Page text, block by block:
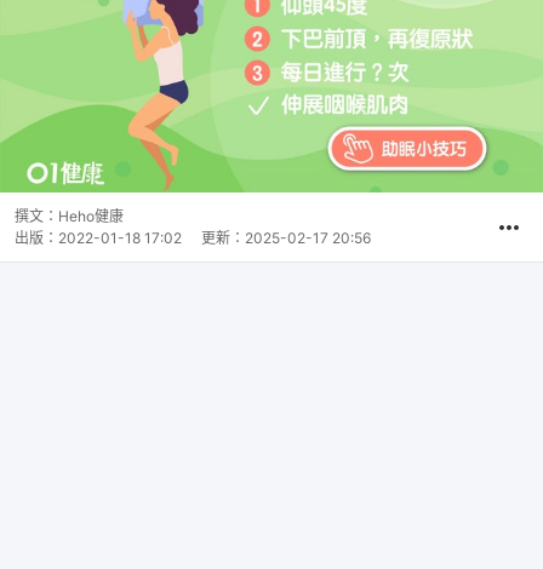
撰文： Heho健康
出版： 2022-01-18 17:02 更新： 2025-02-17 20:56